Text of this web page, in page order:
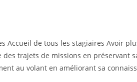
Accueil de tous les stagiaires Avoir
trajets de missions en préservant
au volant en améliorant sa